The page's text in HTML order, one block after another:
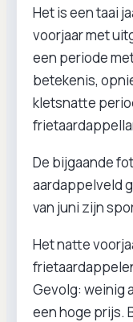
Het is een taai
voorjaar met
een periode
betekenis,
kletsnatte
De bijgaande
aardappelveld
van juni zijn
Het natte
Gevolg: weinig
een hoge prijs.